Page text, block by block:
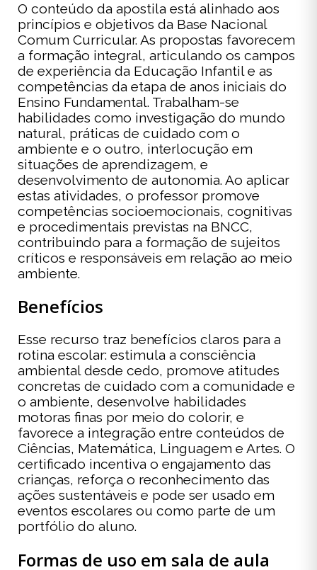
O conteúdo da apostila está alinhado aos
princípios e objetivos da Base Nacional
Comum Curricular. As propostas favorecem
a formação integral, articulando os campos
de experiência da Educação Infantil e as
competências da etapa de anos iniciais do
Ensino Fundamental. Trabalham-se
habilidades como investigação do mundo
natural, práticas de cuidado com o
ambiente e o outro, interlocução em
situações de aprendizagem, e
desenvolvimento de autonomia. Ao aplicar
estas atividades, o professor promove
competências socioemocionais, cognitivas
e procedimentais previstas na BNCC,
contribuindo para a formação de sujeitos
críticos e responsáveis em relação ao meio
ambiente.
Benefícios
Esse recurso traz benefícios claros para a
rotina escolar: estimula a consciência
ambiental desde cedo, promove atitudes
concretas de cuidado com a comunidade e
o ambiente, desenvolve habilidades
motoras finas por meio do colorir, e
favorece a integração entre conteúdos de
Ciências, Matemática, Linguagem e Artes. O
certificado incentiva o engajamento das
crianças, reforça o reconhecimento das
ações sustentáveis e pode ser usado em
eventos escolares ou como parte de um
portfólio do aluno.
Formas de uso em sala de aula